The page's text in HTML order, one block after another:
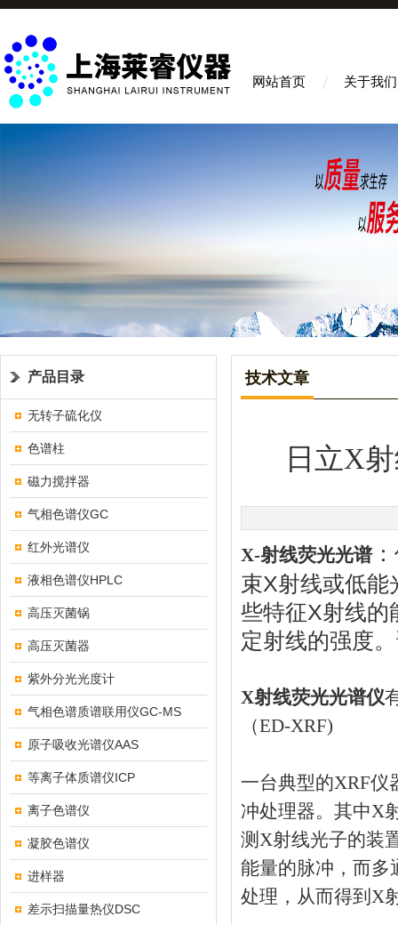
网站首页 关于我们
产品目录
无转子硫化仪
色谱柱
磁力搅拌器
气相色谱仪GC
红外光谱仪
液相色谱仪HPLC
高压灭菌锅
高压灭菌器
紫外分光光度计
气相色谱质谱联用仪GC-MS
原子吸收光谱仪AAS
等离子体质谱仪ICP
离子色谱仪
凝胶色谱仪
进样器
差示扫描量热仪DSC
技术文章
日立X
X-射线荧光光谱
束X射线或低能
些特征X射线的
定射线的强度
X射线荧光光谱仪
（ED-XRF)
一台典型的XRF仪
冲处理器。其中X
测X射线光子的装
能量的脉冲，而多
处理，从而得到X